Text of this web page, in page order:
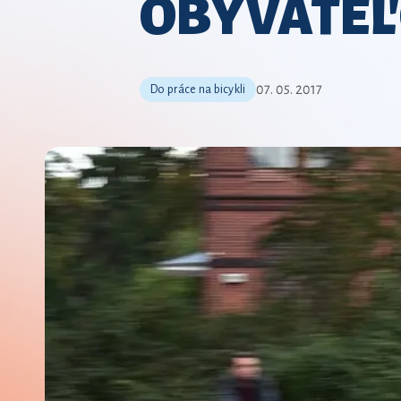
Do práce na bicykli 07. 05. 2017